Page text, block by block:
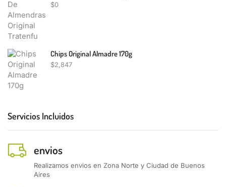
$0
Chips Original Almadre 170g
$2,847
Servicios Incluidos
envios
Realizamos envios en Zona Norte y Ciudad de Buenos
Aires